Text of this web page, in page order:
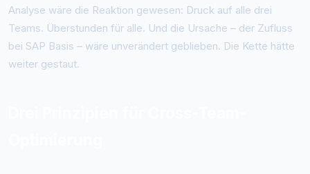
Analyse wäre die Reaktion gewesen: Druck auf alle drei
Teams. Überstunden für alle. Und die Ursache – der Zufluss
bei SAP Basis – wäre unverändert geblieben. Die Kette hätte
weiter gestaut.